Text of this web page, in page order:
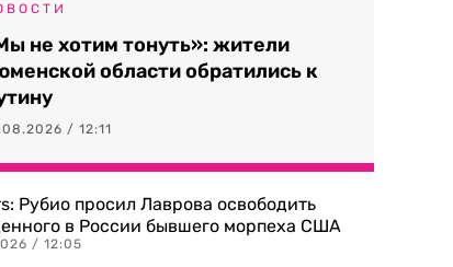
не хотим тонуть»: жители
области обратились к
/ 12:11
Рубио просил Лаврова освободить
в России бывшего морпеха США
/ 12:05